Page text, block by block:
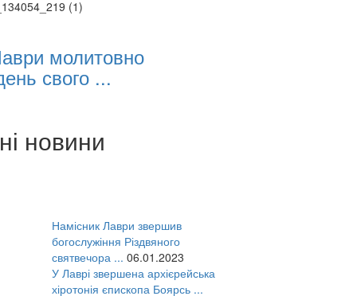
молитовно
свого ...
новини
Намісник Лаври звершив
богослужіння Різдвяного
святвечора ... 06.01.2023
У Лаврі звершена архієрейська
хіротонія єпископа Боярсь ...